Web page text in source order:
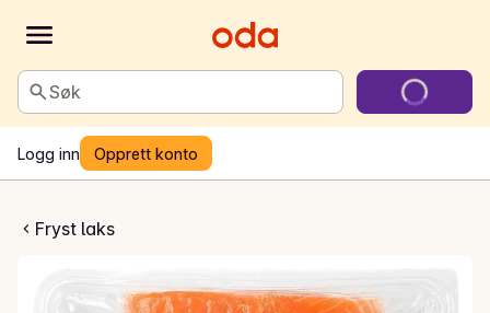
Søk
Logg inn Opprett konto
Fryst laks
4x125g